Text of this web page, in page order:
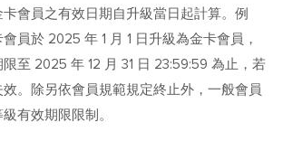
會員之有效日期自升級當日起計算。例
員於 2025 年 1 月 1 日升級為金卡會員，
至 2025 年 12 月 31 日 23:59:59 為止，若
。除另依會員規範規定終止外，一般會員
有效期限限制。